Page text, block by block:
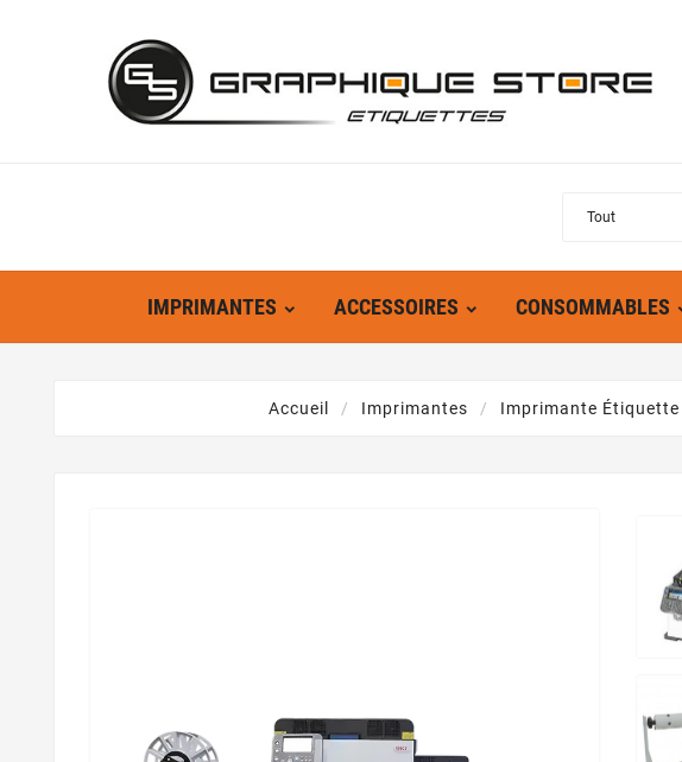
IMPRIMANTES ACCESSOIRES CONSOMMABLES
Accueil Imprimantes Imprimante Étiquette